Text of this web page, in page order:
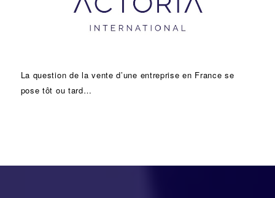
La question de la vente d’une entreprise en France se
pose tôt ou tard…